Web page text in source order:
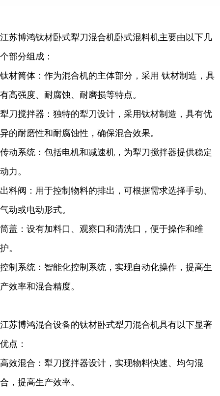
江苏博鸿钛材卧式犁刀混合机卧式混料机主要由以下几
个部分组成：
钛材筒体：作为混合机的主体部分，采用 钛材制造，具
有高强度、耐腐蚀、耐磨损等特点。
犁刀搅拌器：独特的犁刀设计，采用钛材制造，具有优
异的耐磨性和耐腐蚀性，确保混合效果。
传动系统：包括电机和减速机，为犁刀搅拌器提供稳定
动力。
出料阀：用于控制物料的排出，可根据需求选择手动、
气动或电动形式。
筒盖：设有加料口、观察口和清洗口，便于操作和维
护。
控制系统：智能化控制系统，实现自动化操作，提高生
产效率和混合精度。
江苏博鸿混合设备的钛材卧式犁刀混合机具有以下显著
优点：
高效混合：犁刀搅拌器设计，实现物料快速、均匀混
合，提高生产效率。